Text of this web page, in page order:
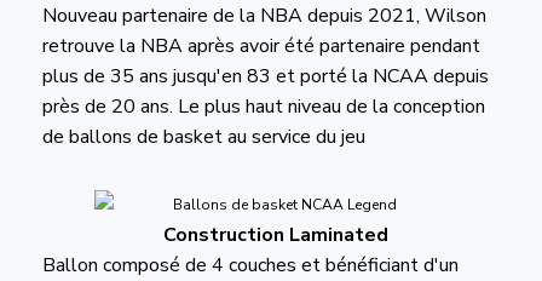
Nouveau partenaire de la NBA depuis 2021, Wilson
retrouve la NBA après avoir été partenaire pendant
plus de 35 ans jusqu'en 83 et porté la NCAA depuis
près de 20 ans. Le plus haut niveau de la conception
de ballons de basket au service du jeu
Construction Laminated
Ballon composé de 4 couches et bénéficiant d'un